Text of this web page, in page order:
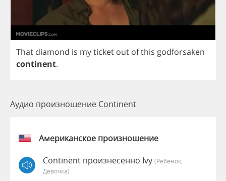
That diamond is myticket out ofthis godforsaken
continent.
Аудио произношение Continent
Американское произношение
Continent произнесенно Ivy (Ребёнок,
Девочка)